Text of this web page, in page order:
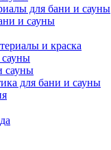
для бани и сауны
и сауны
и краска
сауны
для бани и сауны